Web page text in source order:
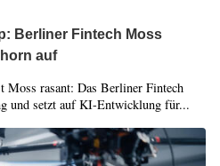
Berliner Fintech Moss
auf
Moss rasant: Das Berliner Fintech
und setzt auf KI-Entwicklung für...